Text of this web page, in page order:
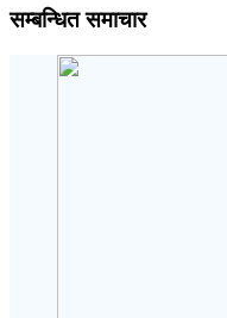
सम्बन्धित समाचार